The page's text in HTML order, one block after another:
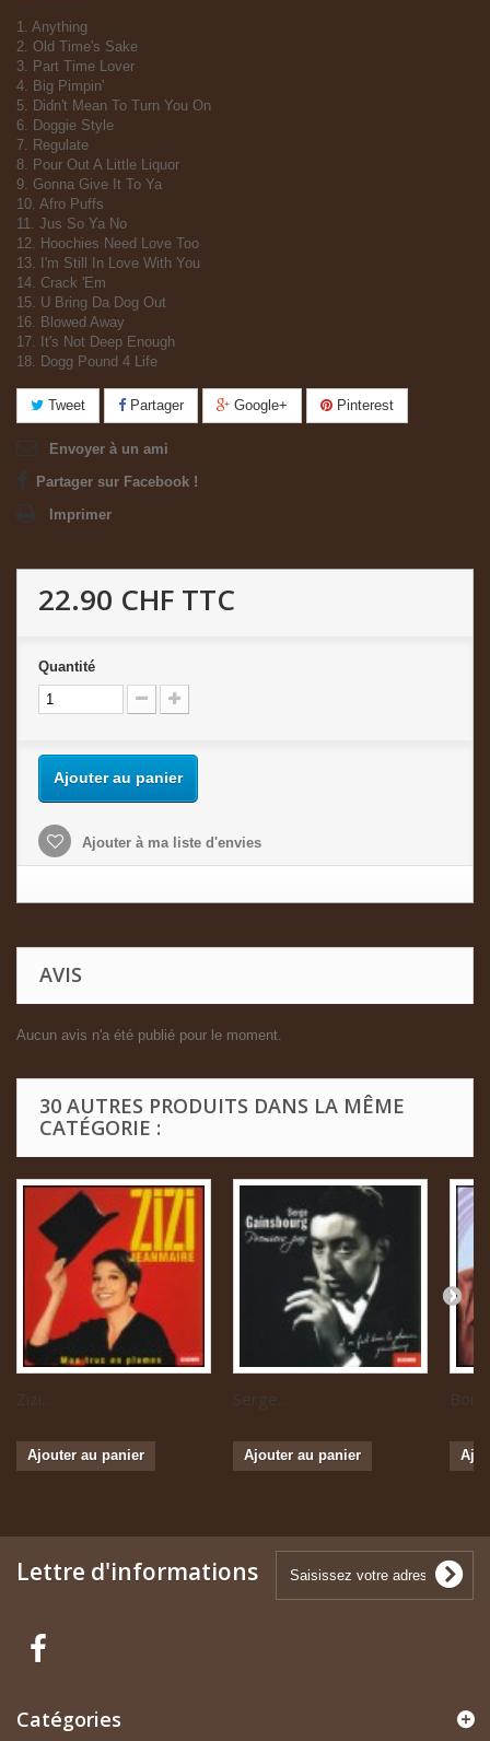
1. Anything
2. Old Time's Sake
3. Part Time Lover
4. Big Pimpin'
5. Didn't Mean To Turn You On
6. Doggie Style
7. Regulate
8. Pour Out A Little Liquor
9. Gonna Give It To Ya
10. Afro Puffs
11. Jus So Ya No
12. Hoochies Need Love Too
13. I'm Still In Love With You
14. Crack 'Em
15. U Bring Da Dog Out
16. Blowed Away
17. It's Not Deep Enough
18. Dogg Pound 4 Life
Tweet Partager Google+ Pinterest
Envoyer à un ami
Partager sur Facebook !
Imprimer
22.90 CHF TTC
Quantité
Ajouter au panier
Ajouter à ma liste d'envies
AVIS
Aucun avis n'a été publié pour le moment.
30 AUTRES PRODUITS DANS LA MÊME
CATÉGORIE :
Zizi...
Ajouter au panier
Serge...
Ajouter au panier
Lettre d'informations
Catégories